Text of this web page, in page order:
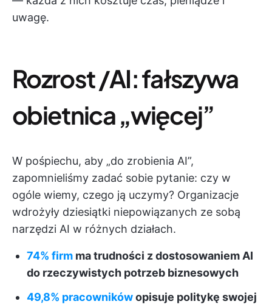
uwagę.
Rozrost /AI: fałszywa
obietnica „więcej”
W pośpiechu, aby „do zrobienia AI”,
zapomnieliśmy zadać sobie pytanie: czy w
ogóle wiemy, czego ją uczymy? Organizacje
wdrożyły dziesiątki niepowiązanych ze sobą
narzędzi AI w różnych działach.
74% firm ma trudności z dostosowaniem AI
do rzeczywistych potrzeb biznesowych
49,8% pracownikówopisuje politykę swojej